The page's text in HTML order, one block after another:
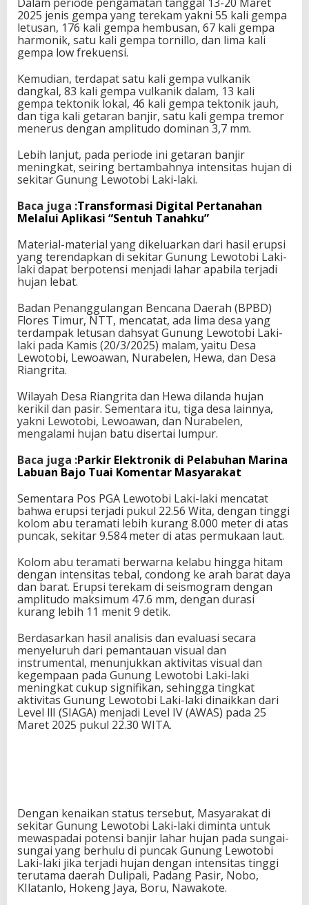
2025 jenis gempa yang terekam yakni 55 kali gempa
letusan, 176 kali gempa hembusan, 67 kali gempa
harmonik, satu kali gempa tornillo, dan lima kali
gempa low frekuensi.
Kemudian, terdapat satu kali gempa vulkanik
dangkal, 83 kali gempa vulkanik dalam, 13 kali
gempa tektonik lokal, 46 kali gempa tektonik jauh,
dan tiga kali getaran banjir, satu kali gempa tremor
menerus dengan amplitudo dominan 3,7 mm.
Lebih lanjut, pada periode ini getaran banjir
meningkat, seiring bertambahnya intensitas hujan di
sekitar Gunung Lewotobi Laki-laki.
Baca juga :Transformasi Digital Pertanahan
Melalui Aplikasi “Sentuh Tanahku”
Material-material yang dikeluarkan dari hasil erupsi
yang terendapkan di sekitar Gunung Lewotobi Laki-
laki dapat berpotensi menjadi lahar apabila terjadi
hujan lebat.
Badan Penanggulangan Bencana Daerah (BPBD)
Flores Timur, NTT, mencatat, ada lima desa yang
terdampak letusan dahsyat Gunung Lewotobi Laki-
laki pada Kamis (20/3/2025) malam, yaitu Desa
Lewotobi, Lewoawan, Nurabelen, Hewa, dan Desa
Riangrita.
Wilayah Desa Riangrita dan Hewa dilanda hujan
kerikil dan pasir. Sementara itu, tiga desa lainnya,
yakni Lewotobi, Lewoawan, dan Nurabelen,
mengalami hujan batu disertai lumpur.
Baca juga :Parkir Elektronik di Pelabuhan Marina
Labuan Bajo Tuai Komentar Masyarakat
Sementara Pos PGA Lewotobi Laki-laki mencatat
bahwa erupsi terjadi pukul 22.56 Wita, dengan tinggi
kolom abu teramati lebih kurang 8.000 meter di atas
puncak, sekitar 9.584 meter di atas permukaan laut.
Kolom abu teramati berwarna kelabu hingga hitam
dengan intensitas tebal, condong ke arah barat daya
dan barat. Erupsi terekam di seismogram dengan
amplitudo maksimum 47.6 mm, dengan durasi
kurang lebih 11 menit 9 detik.
Berdasarkan hasil analisis dan evaluasi secara
menyeluruh dari pemantauan visual dan
instrumental, menunjukkan aktivitas visual dan
kegempaan pada Gunung Lewotobi Laki-laki
meningkat cukup signifikan, sehingga tingkat
aktivitas Gunung Lewotobi Laki-laki dinaikkan dari
Level llI (SIAGA) menjadi Level IV (AWAS) pada 25
Maret 2025 pukul 22.30 WITA.
Dengan kenaikan status tersebut, Masyarakat di
sekitar Gunung Lewotobi Laki-laki diminta untuk
mewaspadai potensi banjir lahar hujan pada sungai-
sungai yang berhulu di puncak Gunung Lewotobi
Laki-laki jika terjadi hujan dengan intensitas tinggi
terutama daerah Dulipali, Padang Pasir, Nobo,
KIlatanlo, Hokeng Jaya, Boru, Nawakote.